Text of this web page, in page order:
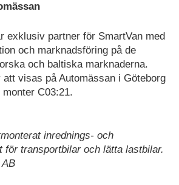
exklusiv partner för SmartVan med
och marknadsföring på de
och baltiska marknaderna.
att visas på Automässan i Göteborg
C03:21.
inrednings- och
för transportbilar och lätta lastbilar.